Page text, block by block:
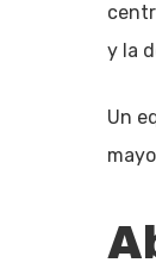
y la
Un